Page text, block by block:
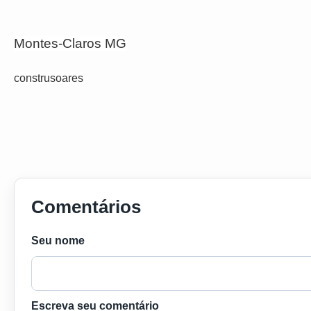
Montes-Claros MG
construsoares
Comentários
Seu nome
Escreva seu comentário